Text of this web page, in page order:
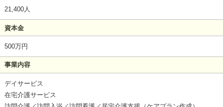
21,400人
資本金
500万円
事業内容
デイサービス
在宅介護サービス